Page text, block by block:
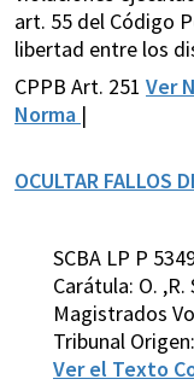
art. 55 del Código
libertad entre los
CPPB Art. 251 Ver
Norma |
OCULTAR FALLOS
SCBA LP P
Carátula: O.
Magistrados
Tribunal
Ver el Texto